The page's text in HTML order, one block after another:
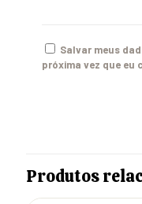
Salvar meus
próxima vez que eu
Produtos